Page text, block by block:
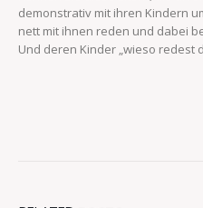
demonstrativ mit ihren Kindern
nett mit ihnen reden und dabei
Und deren Kinder „wieso redest